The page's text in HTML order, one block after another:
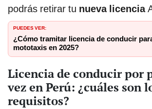
podrás retirar tu nueva licencia
PUEDES VER:
¿Cómo tramitar licencia de conducir
mototaxis en 2025?
Licencia de conducir por
vez en Perú: ¿cuáles son
requisitos?